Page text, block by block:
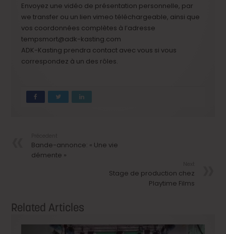
Envoyez une vidéo de présentation personnelle, par
we transfer ou un lien vimeo téléchargeable, ainsi que
vos coordonnées complètes à l’adresse
tempsmort@adk-kasting.com
ADK-Kasting prendra contact avec vous si vous
correspondez à un des rôles.
Bande-annonce: « Une vie
démente »
Stage de production chez
Playtime Films
Related Articles